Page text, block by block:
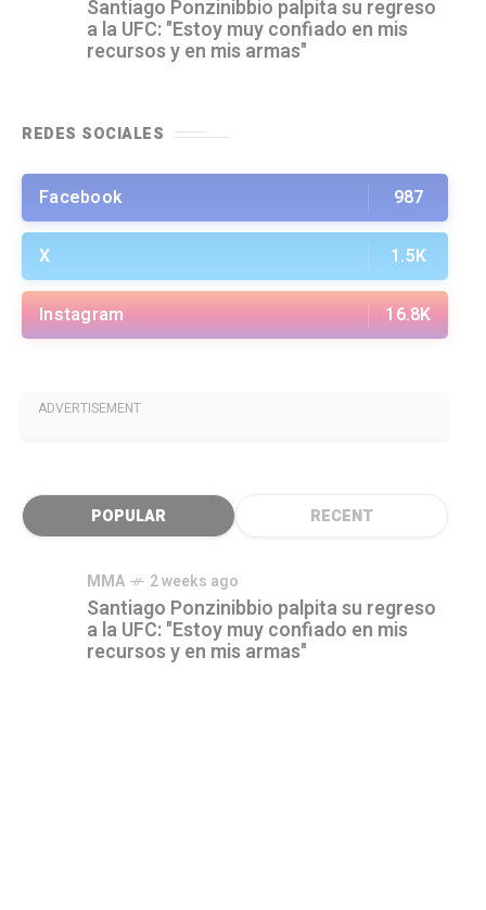
Santiago Ponzinibbio palpita su regreso
a la UFC: "Estoy muy confiado en mis
recursos y en mis armas"
REDES SOCIALES
Facebook 987
X 1.5K
Instagram 16.8K
ADVERTISEMENT
POPULAR RECENT
MMA 2 weeks ago
Santiago Ponzinibbio palpita su regreso
a la UFC: "Estoy muy confiado en mis
recursos y en mis armas"